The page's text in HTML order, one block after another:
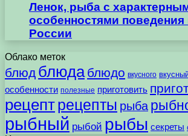
Ленок, рыба с
особенностями
России
Облако меток
блюд блюда блюдо вкусного
особенности полезные приготовить
рецептрецепты рыба
рыбный рыбой рыбы секреты